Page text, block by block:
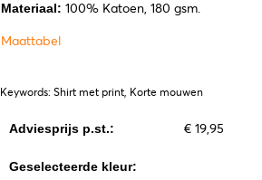
Materiaal: 100% Katoen, 180 gsm.
Maattabel
Keywords: Shirt met print, Korte mouwen
Adviesprijs p.st.: € 19,95
Geselecteerde kleur: